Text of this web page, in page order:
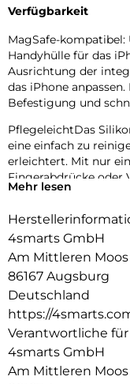
Verfügbarkeit
MagSafe-
Handyhülle für das
Ausrichtung der
das iPhone
Befestigung und
PflegeleichtDas
eine einfach zu
erleichtert. Mit nur
Fingerabdrücke oder
entfernen und sie
widerstandsfähig
sauber halten.
Kratzschutz: Unser
und einen Innenfutter
Display und dem
erhöhten Kanten
mit Oberflächen und
versehentlichen
Mikrofaser-
Smartphones
Mehr lesen
4smarts GmbH
Am Mittleren
86167 Augsburg
Deutschland
https://
Verantwortliche für
4smarts GmbH
Am Mittleren